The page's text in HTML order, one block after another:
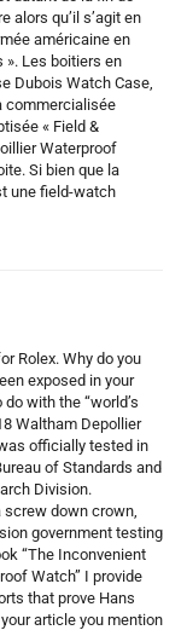
alors qu’il s’agit en
américaine en
». Les boitiers en
Dubois Watch Case,
commercialisée
« Field &
Waterproof
Si bien que la
une field-watch
Rolex. Why do you
exposed in your
with the “world’s
Waltham Depollier
officially tested in
of Standards and
Division.
screw down crown,
government testing
“The Inconvenient
Watch” I provide
that prove Hans
article you mention